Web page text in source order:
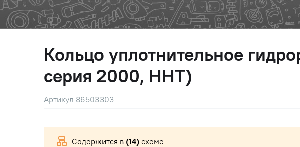
Кольцо уплотнительное
серия 2000, HHT)
Артикул 86503303
Содержится в (14) схеме